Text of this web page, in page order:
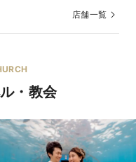
店舗一覧
・教会